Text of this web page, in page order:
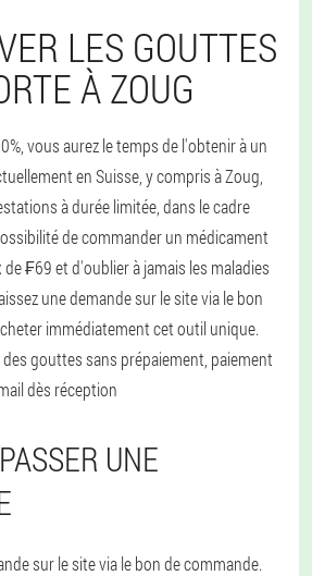
LES GOUTTES
À ZOUG
vous aurez le temps de l'obtenir à un
en Suisse, y compris à Zoug,
à durée limitée, dans le cadre
de commander un médicament
₣69 et d'oublier à jamais les maladies
une demande sur le site via le bon
immédiatement cet outil unique.
gouttes sans prépaiement, paiement
dès réception
UNE
sur le site via le bon de commande.